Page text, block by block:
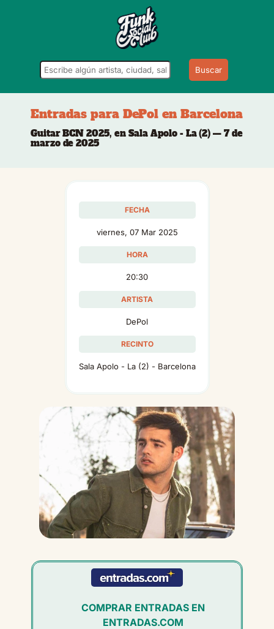
Buscar
Entradas para DePol en Barcelona
Guitar BCN 2025, en Sala Apolo - La (2) — 7 de
marzo de 2025
FECHA
viernes, 07 Mar 2025
HORA
20:30
ARTISTA
DePol
RECINTO
Sala Apolo - La (2) - Barcelona
COMPRAR ENTRADAS EN
ENTRADAS.COM